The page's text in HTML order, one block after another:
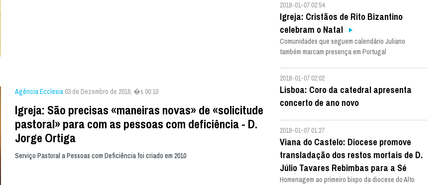
Agência Ecclesia 03 de Dezembro de 2016, �s 00:10
Igreja: São precisas «maneiras novas» de «solicitude
pastoral» para com as pessoas com deficiência - D.
Jorge Ortiga
Serviço Pastoral a Pessoas com Deficiência foi criado em 2010
2018-01-07 02:54
Igreja: Cristãos de Rito Bizantino
celebram o Natal
Comunidades que seguem calendário Juliano
também marcam presença em Portugal
2018-01-07 02:02
Lisboa: Coro da catedral apresenta
concerto de ano novo
2018-01-07 01:27
Viana do Castelo: Diocese promove
transladação dos restos mortais de D.
Júlio Tavares Rebimbas para a Sé
Homenagem ao primeiro bispo da diocese do Alto